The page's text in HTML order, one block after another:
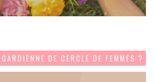
DE CERCLE DE FEMMES ?